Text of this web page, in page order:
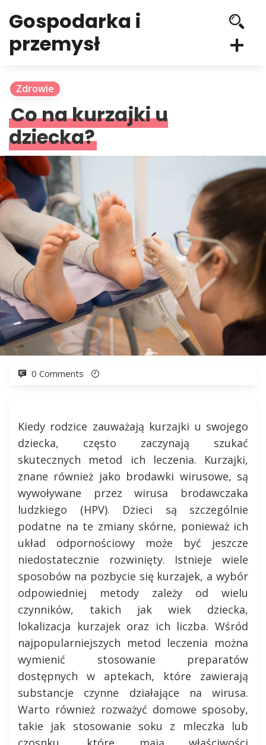
Gospodarka i
przemysł
Zdrowie
Co na kurzajki u
dziecka?
0 Comments
Kiedy rodzice zauważają kurzajki u swojego
dziecka, często zaczynają szukać
skutecznych metod ich leczenia. Kurzajki,
znane również jako brodawki wirusowe, są
wywoływane przez wirusa brodawczaka
ludzkiego (HPV). Dzieci są szczególnie
podatne na te zmiany skórne, ponieważ ich
układ odpornościowy może być jeszcze
niedostatecznie rozwinięty. Istnieje wiele
sposobów na pozbycie się kurzajek, a wybór
odpowiedniej metody zależy od wielu
czynników, takich jak wiek dziecka,
lokalizacja kurzajek oraz ich liczba. Wśród
najpopularniejszych metod leczenia można
wymienić stosowanie preparatów
dostępnych w aptekach, które zawierają
substancje czynne działające na wirusa.
Warto również rozważyć domowe sposoby,
takie jak stosowanie soku z mleczka lub